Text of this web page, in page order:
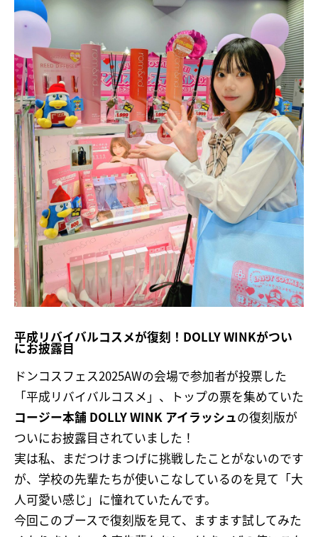
平成リバイバルコスメが復刻！DOLLY WINKがつい
にお披露目
ドンコスフェス2025AWの会場で参加者が投票した
「平成リバイバルコスメ」、トップの票を集めていた
コージー本舗 DOLLY WINK アイラッシュの復刻版が
ついにお披露目されていました！
実は私、まだつけまつげに挑戦したことがないのです
が、学校の先輩たちが使いこなしているのを見て「大
人可愛い感じ」に憧れていたんです。
今回このブースで復刻版を見て、ますます試してみた